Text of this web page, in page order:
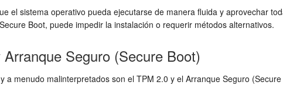
el sistema operativo pueda ejecutarse de manera fluida y aprovechar
Boot, puede impedir la instalación o requerir métodos alternativos.
Seguro (Secure Boot)
a menudo malinterpretados son el TPM 2.0 y el Arranque Seguro